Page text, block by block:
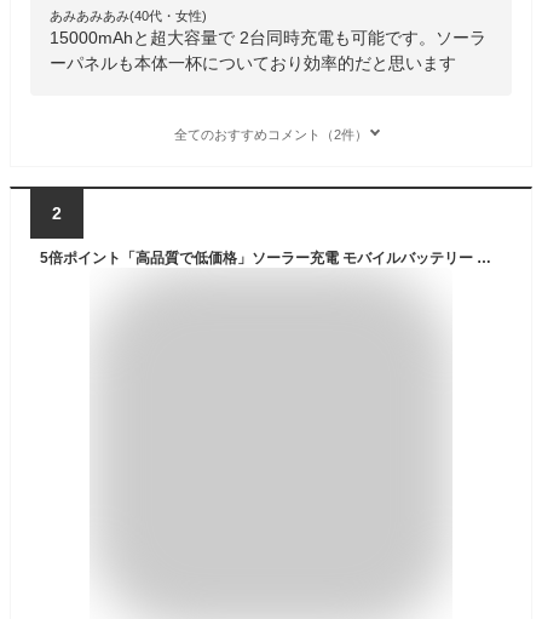
あみあみあみ(40代・女性)
15000mAhと超大容量で 2台同時充電も可能です。ソーラ
ーパネルも本体一杯についており効率的だと思います
全てのおすすめコメント（2件）
2
5倍ポイント「高品質で低価格」ソーラー充電 モバイルバッテリー ソーラー 大容量 小型 高速充電 スマホ充電器 20000mAh 軽量 薄型 機内持ち込み 同時充電 LED照明機能 iPhone/Android対応 PSE認証済み 3in1ケーブル 非常用 緊急用 送料無料